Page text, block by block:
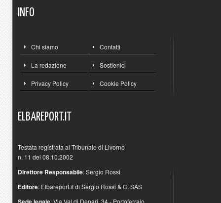
INFO
Chi siamo Contatti
La redazione Sostienici
Privacy Policy Cookie Policy
ELBAREPORT.IT
Testata registrata al Tribunale di Livorno
n. 11 del 08.10.2002
Direttore Responsabile: Sergio Rossi
Editore: Elbareport.it di Sergio Rossi & C. SAS